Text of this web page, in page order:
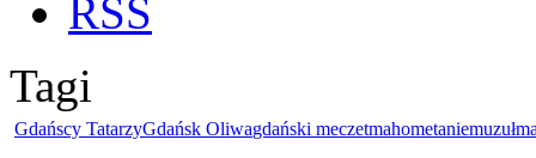
Tagi
Gdańscy TatarzyGdańsk Oliwagdański meczetmahometanie